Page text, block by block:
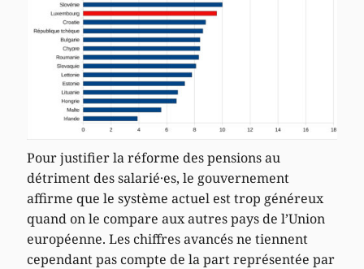
Pour justifier la réforme des pensions au
détriment des salarié·es, le gouvernement
affirme que le système actuel est trop généreux
quand on le compare aux autres pays de l’Union
européenne. Les chiffres avancés ne tiennent
cependant pas compte de la part représentée par